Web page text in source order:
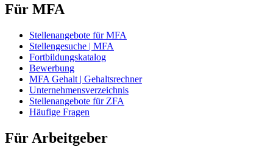
Für MFA
Stellenangebote für MFA
Stellengesuche | MFA
Fortbildungskatalog
Bewerbung
MFA Gehalt | Gehaltsrechner
Unternehmensverzeichnis
Stellenangebote für ZFA
Häufige Fragen
Für Arbeitgeber